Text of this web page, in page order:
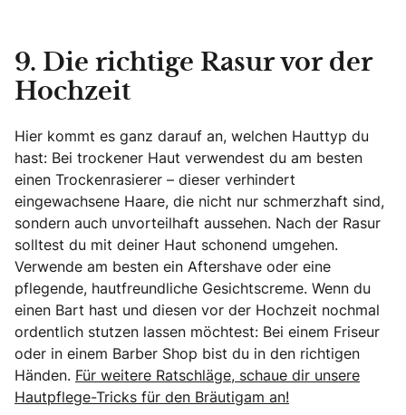
9. Die richtige Rasur vor der
Hochzeit
Hier kommt es ganz darauf an, welchen Hauttyp du
hast: Bei trockener Haut verwendest du am besten
einen Trockenrasierer – dieser verhindert
eingewachsene Haare, die nicht nur schmerzhaft sind,
sondern auch unvorteilhaft aussehen. Nach der Rasur
solltest du mit deiner Haut schonend umgehen.
Verwende am besten ein Aftershave oder eine
pflegende, hautfreundliche Gesichtscreme. Wenn du
einen Bart hast und diesen vor der Hochzeit nochmal
ordentlich stutzen lassen möchtest: Bei einem Friseur
oder in einem Barber Shop bist du in den richtigen
Händen. Für weitere Ratschläge, schaue dir unsere
Hautpflege-Tricks für den Bräutigam an!